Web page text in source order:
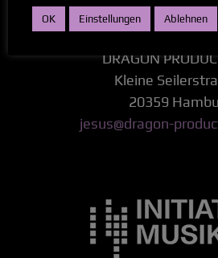
BOOKING
DRAGON
Kleine
20359
jesus@dragon-
OK Einstellungen Ablehnen